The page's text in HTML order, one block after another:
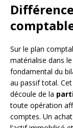
Sur le plan
matérialise dans
fondamental du
au passif total.
découle de la
toute opération
comptes. Un